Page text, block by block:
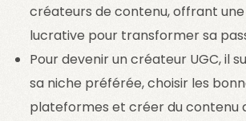
créateurs de contenu, offrant
lucrative pour transformer sa
Pour devenir un créateur UGC, il
sa niche préférée, choisir les
plateformes et créer du contenu